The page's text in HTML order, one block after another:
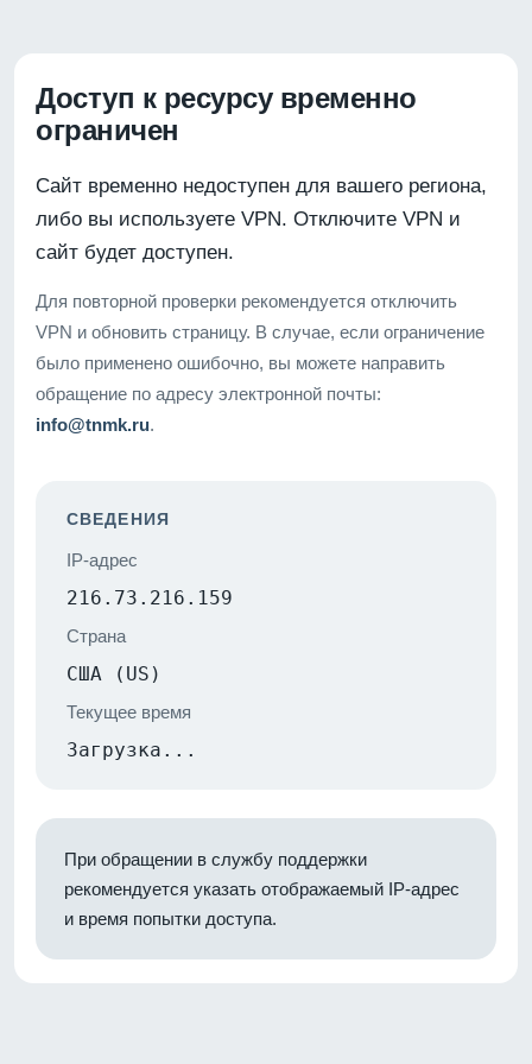
Доступ к ресурсу временно
ограничен
Сайт временно недоступен для вашего региона,
либо вы используете VPN. Отключите VPN и
сайт будет доступен.
Для повторной проверки рекомендуется отключить
VPN и обновить страницу. В случае, если ограничение
было применено ошибочно, вы можете направить
обращение по адресу электронной почты:
info@tnmk.ru.
СВЕДЕНИЯ
IP-адрес
216.73.216.159
Страна
США (US)
Текущее время
Загрузка...
При обращении в службу поддержки
рекомендуется указать отображаемый IP-адрес
и время попытки доступа.